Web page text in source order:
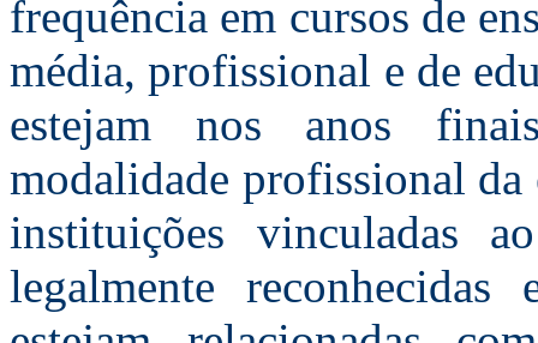
frequência em cursos de
média, profissional e de
estejam nos anos
modalidade profissional da
instituições vinculadas
legalmente